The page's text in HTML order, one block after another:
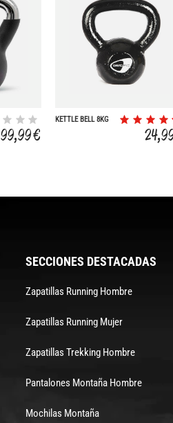
99,99 €
KETTLE BELL 8KG
SECCIONES DESTACADAS
Zapatillas Running Hombre
Zapatillas Running Mujer
Zapatillas Trekking Hombre
Pantalones Montaña Hombre
Mochilas Montaña